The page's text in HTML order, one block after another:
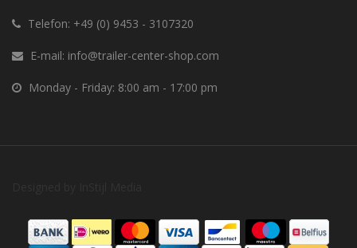
Telefon: +49 (0) 9453 - 3107320
E-mail: info@trailer-center-shop.com
Monday - Friday: 8:00 am - 17:00 pm